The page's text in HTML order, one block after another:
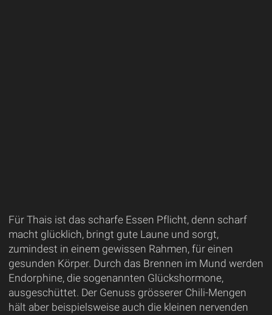
Für Thais ist das scharfe Essen Pflicht, denn scharf
macht glücklich, bringt gute Laune und sorgt,
zumindest in einem gewissen Rahmen, für einen
gesunden Körper. Durch das Brennen im Mund werden
Endorphine, die sogenannten Glückshormone,
ausgeschüttet. Der Genuss grösserer Chili-Mengen
hält aber beispielsweise auch die kleinen nervenden